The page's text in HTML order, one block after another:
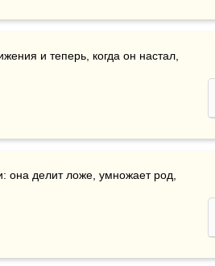
она делит ложе, умножает род,